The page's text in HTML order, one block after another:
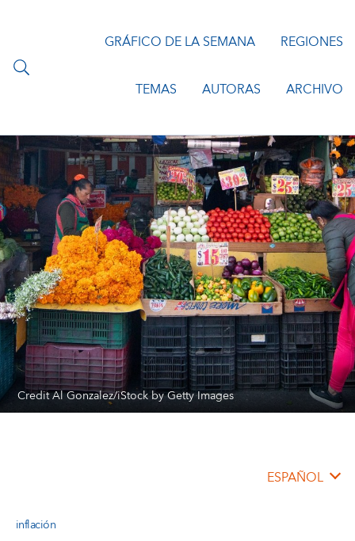
GRÁFICO DE LA SEMANA REGIONES
TEMAS AUTORAS ARCHIVO
Credit Al Gonzalez/iStock by Getty Images
ESPAÑOL
inflación